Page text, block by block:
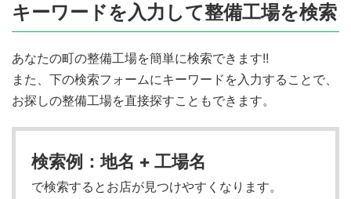
キーワードを入力して整備工場を検索
あなたの町の整備工場を簡単に検索できます!!
また、下の検索フォームにキーワードを入力することで、
お探しの整備工場を直接探すこともできます。
検索例：地名 + 工場名
で検索するとお店が見つけやすくなります。